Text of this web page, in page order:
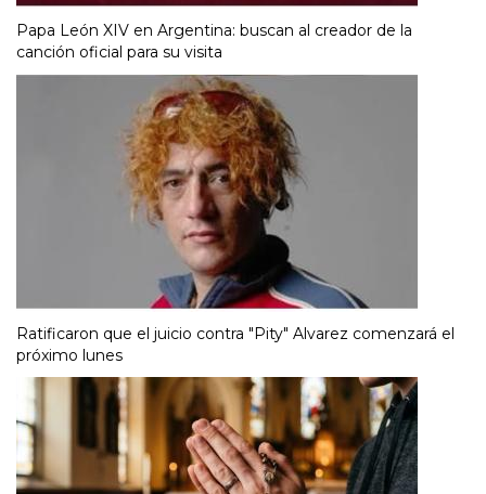
Papa León XIV en Argentina: buscan al creador de la
canción oficial para su visita
Ratificaron que el juicio contra "Pity" Alvarez comenzará el
próximo lunes